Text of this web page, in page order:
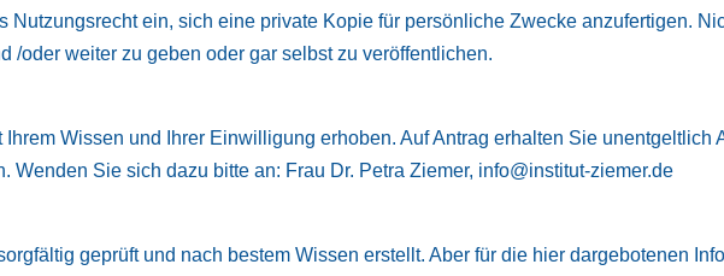
Nutzungsrecht ein, sich eine private Kopie für persönliche Zwecke anzufertigen.
/oder weiter zu geben oder gar selbst zu veröffentlichen.
Wissen und Ihrer Einwilligung erhoben. Auf Antrag erhalten Sie unentgeltlich
Wenden Sie sich dazu bitte an: Frau Dr. Petra Ziemer, info@institut-ziemer.de
geprüft und nach bestem Wissen erstellt. Aber für die hier dargebotenen